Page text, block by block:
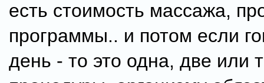
есть стоимость массажа,
программы.. и потом если
день - то это одна, две или